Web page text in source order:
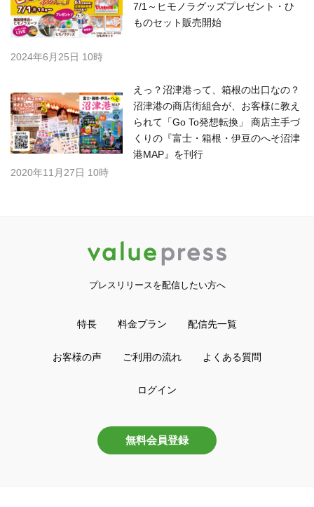
7/1～ヒモノラグッズプレゼント・ひ
ものセット販売開始
2024年6月25日 10時
えっ？沼津港って、箱根の出口なの？
沼津港の商店街組合が、お客様に教え
られて「Go To発想転換」 商店主手づ
くりの『富士・箱根・伊豆のへそ沼津
港MAP』を刊行
2020年11月27日 10時
プレスリリースを配信したい方へ
特長 料金プラン 配信先一覧
お客様の声 ご利用の流れ よくある質問
ログイン
無料会員登録